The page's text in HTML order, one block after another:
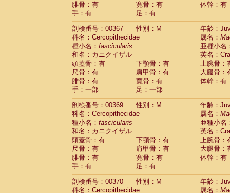
腓骨：有
寛骨：有
体幹：有
手：有
足：有
剖検番号：00367
性別：M
年齢：
科名：Cercopithecidae
属名：
種小名： fascicularis
亜種小名
和名：カニクイザル
英名：
頭蓋骨：有
下顎骨：有
上腕骨：
尺骨：有
肩甲骨：有
大腿骨：
腓骨：有
寛骨：有
体幹：有
手：一部
足：一部
剖検番号：00369
性別：M
年齢：
科名：Cercopithecidae
属名：
種小名： fascicularis
亜種小名
和名：カニクイザル
英名：
頭蓋骨：有
下顎骨：有
上腕骨：
尺骨：有
肩甲骨：有
大腿骨：
腓骨：有
寛骨：有
体幹：有
手：有
足：有
剖検番号：00370
性別：M
年齢：
科名：Cercopithecidae
属名：